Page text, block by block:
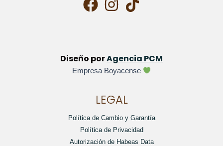
Diseño porAgencia PCM
Empresa Boyacense
LEGAL
Política de Cambio y Garantía
Política de Privacidad
Autorización de Habeas Data